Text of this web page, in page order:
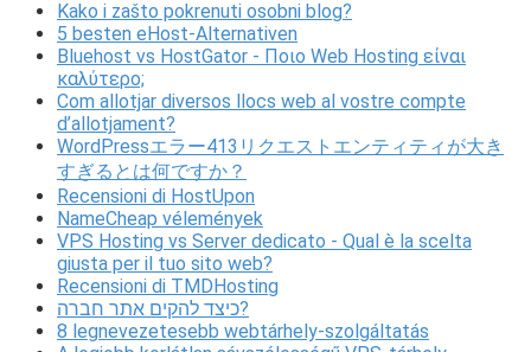
Kako i zašto pokrenuti osobni blog?
5 besten eHost-Alternativen
Bluehost vs HostGator - Ποιο Web Hosting είναι
καλύτερο;
Com allotjar diversos llocs web al vostre compte
d’allotjament?
WordPressエラー413リクエストエンティティが大き
すぎるとは何ですか？
Recensioni di HostUpon
NameCheap vélemények
VPS Hosting vs Server dedicato - Qual è la scelta
giusta per il tuo sito web?
Recensioni di TMDHosting
כיצד להקים אתר חברה?
8 legnevezetesebb webtárhely-szolgáltatás